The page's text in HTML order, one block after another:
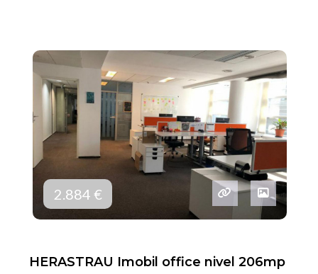
2.884 €
HERASTRAU Imobil office nivel 206mp